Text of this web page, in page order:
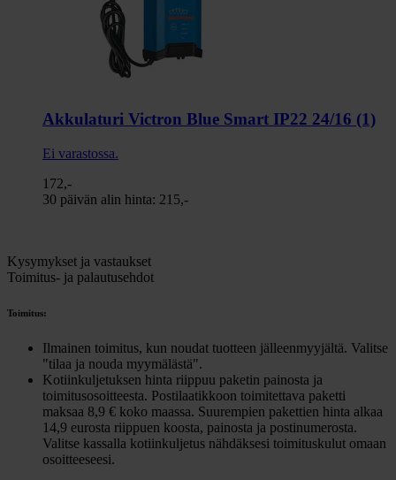
Akkulaturi Victron Blue Smart IP22 24/16 (1)
Ei varastossa.
172,-
30 päivän alin hinta: 215,-
Kysymykset ja vastaukset
Toimitus- ja palautusehdot
Toimitus:
Ilmainen toimitus, kun noudat tuotteen jälleenmyyjältä. Valitse
"tilaa ja nouda myymälästä".
Kotiinkuljetuksen hinta riippuu paketin painosta ja
toimitusosoitteesta. Postilaatikkoon toimitettava paketti
maksaa 8,9 € koko maassa. Suurempien pakettien hinta alkaa
14,9 eurosta riippuen koosta, painosta ja postinumerosta.
Valitse kassalla kotiinkuljetus nähdäksesi toimituskulut omaan
osoitteeseesi.